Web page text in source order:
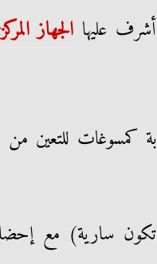
عليها الجهاز
كمسوغات للتعين
تكون سارية) مع